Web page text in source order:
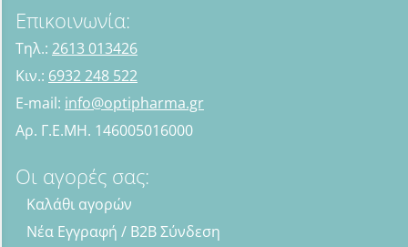
Επικοινωνία:
Τηλ.: 2613 013426
Κιν.: 6932 248 522
E-mail: info@optipharma.gr
Αρ. Γ.Ε.ΜΗ. 146005016000
Οι αγορές σας:
Καλάθι αγορών
Νέα Εγγραφή / B2B Σύνδεση